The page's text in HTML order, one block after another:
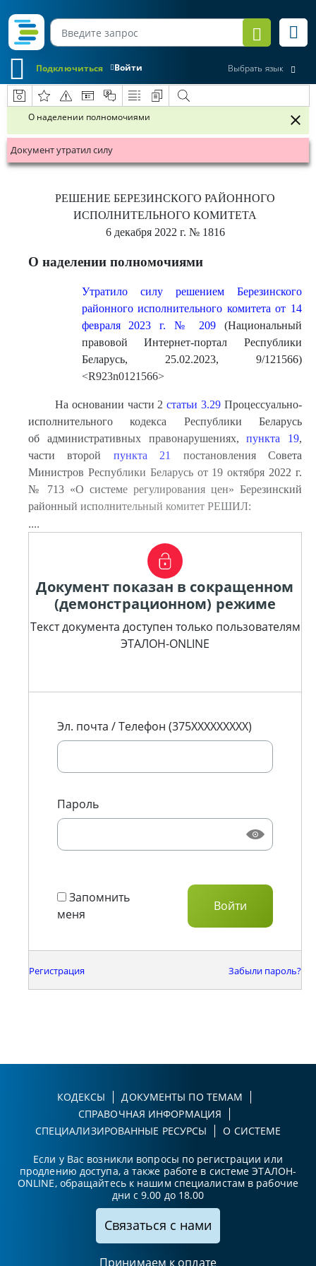
Войти
Подключиться Выбрать язык
О наделении полномочиями
Документ утратил силу
РЕШЕНИЕ БЕРЕЗИНСКОГО РАЙОННОГО
ИСПОЛНИТЕЛЬНОГО КОМИТЕТА
6 декабря 2022 г. № 1816
О наделении полномочиями
Утратило силу решением Березинского
районного исполнительного комитета от 14
февраля 2023 г. № 209 (Национальный
правовой Интернет-портал Республики
Беларусь, 25.02.2023, 9/121566)
<R923n0121566>
На основании части 2статьи 3.29 Процессуально-
исполнительного кодекса Республики Беларусь
об административных правонарушениях,пункта 19,
части второй пункта 21
постановления Совета
Министров Республики Беларусь от 19 октября 2022 г.
№ 713 «О системе регулирования цен» Березинский
районный исполнительный комитет РЕШИЛ:
....
Документ показан в сокращенном
(демонстрационном) режиме
Текст документа доступен только пользователям
ЭТАЛОН-ONLINE
Эл. почта / Телефон (375XXXXXXXXX)
Пароль
Запомнить
меня
Регистрация Забыли пароль?
КОДЕКСЫ
ДОКУМЕНТЫ ПО ТЕМАМ
СПРАВОЧНАЯ ИНФОРМАЦИЯ
СПЕЦИАЛИЗИРОВАННЫЕ РЕСУРСЫ
О СИСТЕМЕ
Если у Вас возникли вопросы по регистрации или
продлению доступа, а также работе в системе ЭТАЛОН-
ONLINE, обращайтесь к нашим специалистам в рабочие
дни с 9.00 до 18.00
Связаться с нами
Принимаем к оплате